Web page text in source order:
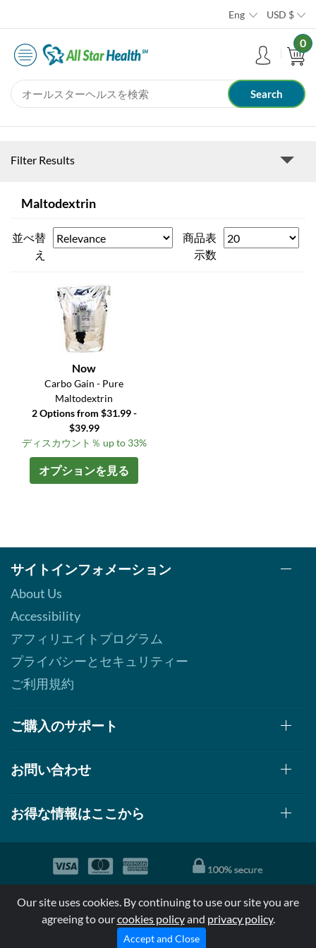
Eng USD $
0
Filter Results
Maltodextrin
並べ替
え
商品表
示数
Now
Carbo Gain - Pure
Maltodextrin
2 Options from $31.99 -
$39.99
ディスカウント％ up to 33%
オプションを見る
サイトインフォメーション
About Us
Accessibility
アフィリエイトプログラム
プライバシーとセキュリティー
ご利用規約
ご購入のサポート
お問い合わせ
お得な情報はここから
*特定商品についての効果効能は米国食品医療局により評価されて
おらず病気の診断、治療、治癒又は予防する事を承認されていま
せん。
Our site uses cookies. By continuing to use our site you are
agreeing to ourcookies policyand privacy policy.
Accept and Close